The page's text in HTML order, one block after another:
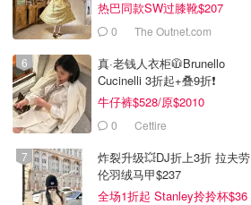
热巴同款SW过膝靴$207
0 The Outnet.com
真·老钱人衣柜🧥Brunello
Cucinelli 3折起+叠9折❗️
牛仔裤$528/原$2010
0 Cettire
炸裂升级💥DJ折上3折 拉夫劳
伦羽绒马甲$237
全场1折起 Stanley拎拎杯$36